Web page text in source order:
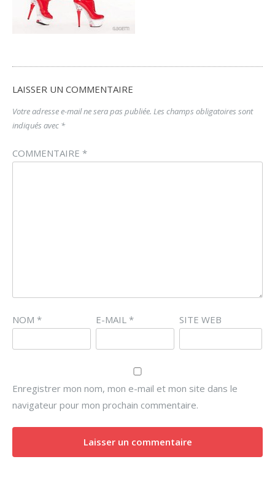
LAISSER UN COMMENTAIRE
Votre adresse e-mail ne sera pas publiée. Les champs obligatoires sont
indiqués avec *
COMMENTAIRE *
NOM * E-MAIL * SITE WEB
Enregistrer mon nom, mon e-mail et mon site dans le
navigateur pour mon prochain commentaire.